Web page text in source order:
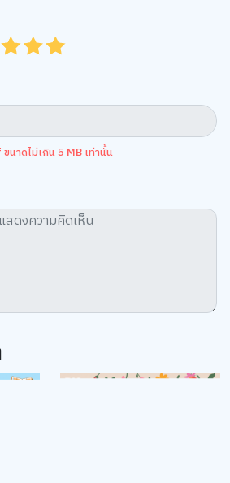
าดไม่เกิน 5 MB เท่านั้น
your preferences by clicking "Change